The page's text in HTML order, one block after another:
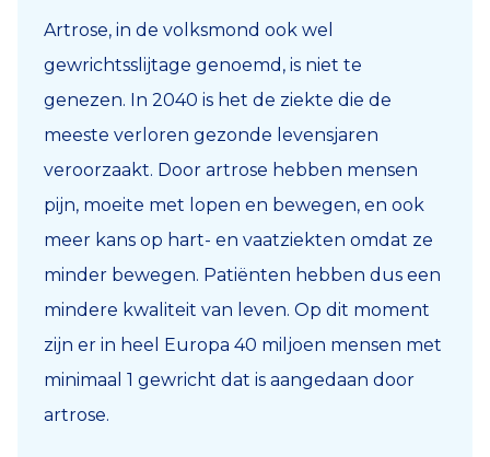
Artrose, in de volksmond ook wel
gewrichtsslijtage genoemd, is niet te
genezen. In 2040 is het de ziekte die de
meeste verloren gezonde levensjaren
veroorzaakt. Door artrose hebben mensen
pijn, moeite met lopen en bewegen, en ook
meer kans op hart- en vaatziekten omdat ze
minder bewegen. Patiënten hebben dus een
mindere kwaliteit van leven. Op dit moment
zijn er in heel Europa 40 miljoen mensen met
minimaal 1 gewricht dat is aangedaan door
artrose.